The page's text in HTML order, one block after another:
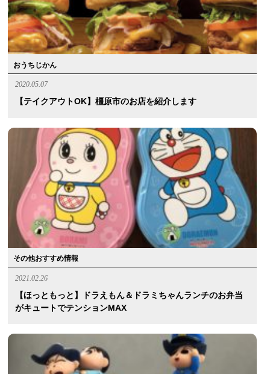
おうちじかん
2020.05.07
【テイクアウトOK】橿原市のお店を紹介します
その他おすすめ情報
2021.02.26
【ほっともっと】ドラえもん＆ドラミちゃんランチのお弁当
がキュートでテンションMAX